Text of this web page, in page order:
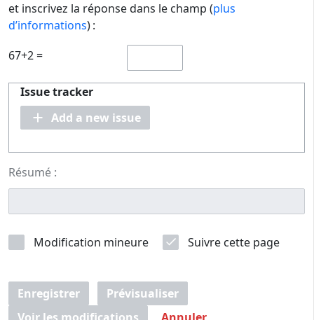
et inscrivez la réponse dans le champ (plus
d’informations) :
67+2 =
Issue tracker
Add a new issue
Résumé :
Modification mineure Suivre cette page
Enregistrer
Prévisualiser